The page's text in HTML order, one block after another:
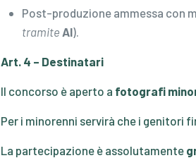
Post-produzione ammessa con
tramite AI).
Art. 4 – Destinatari
Il concorso è aperto a fotografi
Per i minorenni servirà che i genitori
La partecipazione è assolutamente